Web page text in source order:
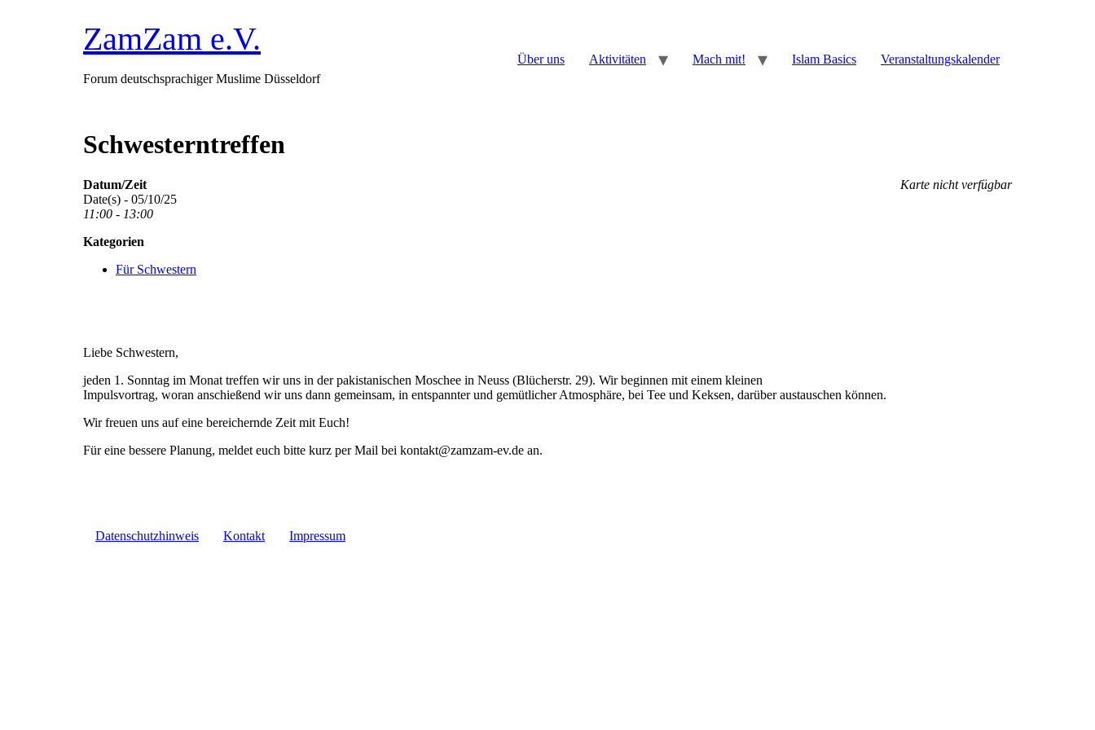
ZamZam e.V.
Forum deutschsprachiger Muslime Düsseldorf
Über uns Aktivitäten Mach mit! Islam Basics Veranstaltungskalender
Schwesterntreffen
Karte nicht verfügbar
Datum/Zeit
Date(s) - 05/10/25
11:00 - 13:00
Kategorien
Für Schwestern
Liebe Schwestern,
jeden 1. Sonntag im Monat treffen wir uns in der pakistanischen Moschee in Neuss (Blücherstr. 29). Wir beginnen mit einem kleinen
Impulsvortrag, woran anschießend wir uns dann gemeinsam, in entspannter und gemütlicher Atmosphäre, bei Tee und Keksen, darüber austauschen können.
Wir freuen uns auf eine bereichernde Zeit mit Euch!
Für eine bessere Planung, meldet euch bitte kurz per Mail bei kontakt@zamzam-ev.de an.
Datenschutzhinweis Kontakt Impressum